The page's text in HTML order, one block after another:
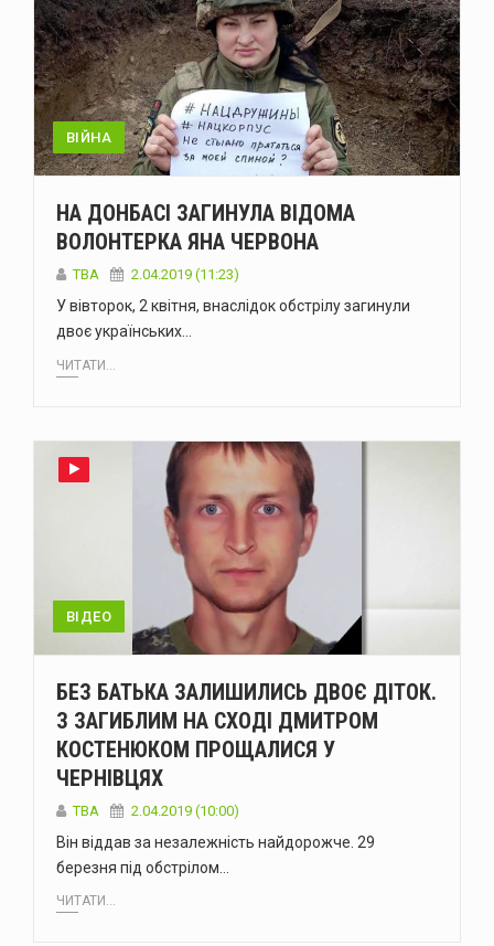
Енергоатом відремонтував п’ять енергоблоків АЕС
Український гросмейстер Василь Іванчук увійде до Зали світової шахової слави
Українська ППО у липні перехопила лише 29 зі 195 балістичних ракет – МОУ
Міжнародні резерви України становлять $51,2 мільярда - Нацбанк
ВІЙНА
НА ДОНБАСІ ЗАГИНУЛА ВІДОМА
ВОЛОНТЕРКА ЯНА ЧЕРВОНА
TBA 2.04.2019 (11:23)
У вівторок, 2 квітня, внаслідок обстрілу загинули
двоє українських…
ЧИТАТИ...
ВІДЕО
БЕЗ БАТЬКА ЗАЛИШИЛИСЬ ДВОЄ ДІТОК.
З ЗАГИБЛИМ НА СХОДІ ДМИТРОМ
КОСТЕНЮКОМ ПРОЩАЛИСЯ У
ЧЕРНІВЦЯХ
TBA 2.04.2019 (10:00)
Він віддав за незалежність найдорожче. 29
березня під обстрілом…
ЧИТАТИ...